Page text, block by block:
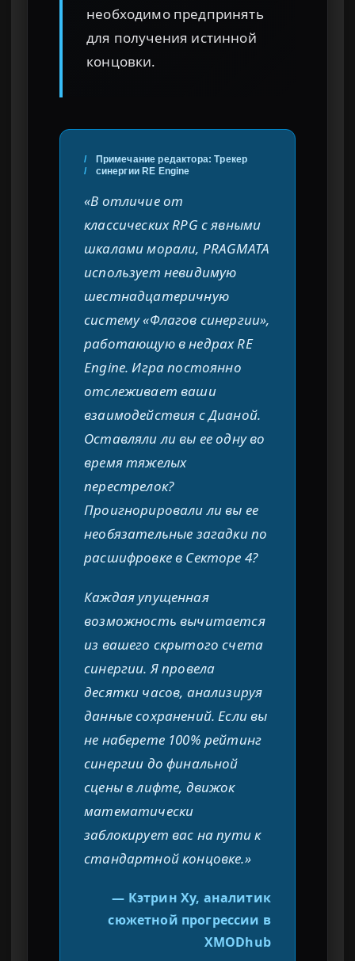
необходимо предпринять
для получения истинной
концовки.
/
/
Примечание редактора: Трекер
синергии RE Engine
«В отличие от
классических RPG с явными
шкалами морали, PRAGMATA
использует невидимую
шестнадцатеричную
систему «Флагов синергии»,
работающую в недрах RE
Engine. Игра постоянно
отслеживает ваши
взаимодействия с Дианой.
Оставляли ли вы ее одну во
время тяжелых
перестрелок?
Проигнорировали ли вы ее
необязательные загадки по
расшифровке в Секторе 4?
Каждая упущенная
возможность вычитается
из вашего скрытого счета
синергии. Я провела
десятки часов, анализируя
данные сохранений. Если вы
не наберете 100% рейтинг
синергии до финальной
сцены в лифте, движок
математически
заблокирует вас на пути к
стандартной концовке.»
— Кэтрин Ху, аналитик
сюжетной прогрессии в
XMODhub